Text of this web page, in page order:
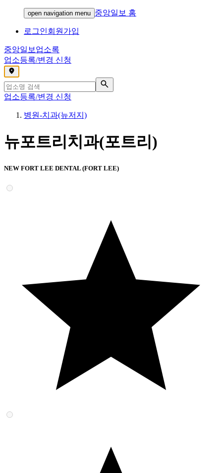
open navigation menu 중앙일보 홈
로그인회원가입
중앙일보 업소록
업소등록/변경 신청
,
업소등록/변경 신청
병원-치과(뉴저지)
뉴포트리치과(포트리)
NEW FORT LEE DENTAL (FORT LEE)